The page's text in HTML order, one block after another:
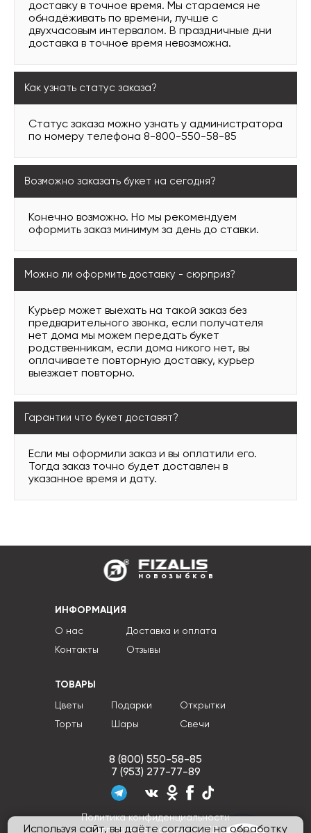
Используя сайт, вы даёте согласие на обработку
доставку в точное время. Мы стараемся не
обнадёживать по времени, лучше с
двухчасовым интервалом. В праздничные дни
доставка в точное время невозможна.
Как узнать статус заказа?
Статус заказа можно узнать у администратора
по номеру телефона 8-800-550-58-85
Возможно заказать букет на сегодня?
Конечно возможно. Но мы рекомендуем
оформить заказ минимум за день до ставки.
Можно ли оформить доставку - сюрприз?
Курьер может выехать на такой заказ без
предварительного звонка, если получателя
нет дома мы можем передать букет
родственникам, если дома никого нет, вы
оплачиваете повторную доставку, курьер
выезжает повторно.
Гарантии что букет доставят?
Если мы оформили заказ и вы оплатили его.
Тогда заказ точно будет доставлен в
указанное время и дату.
новозыбков
ИНФОРМАЦИЯ
О нас
Контакты
Доставка и оплата
Отзывы
ТОВАРЫ
Цветы
Торты
Подарки
Шары
Открытки
Свечи
8 (800) 550-58-85
7 (953) 277-77-89
Политика конфиденциальности
Согласие на обработку ПДн